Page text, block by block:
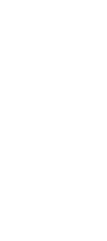
Какие
Как
Какие
Поручить